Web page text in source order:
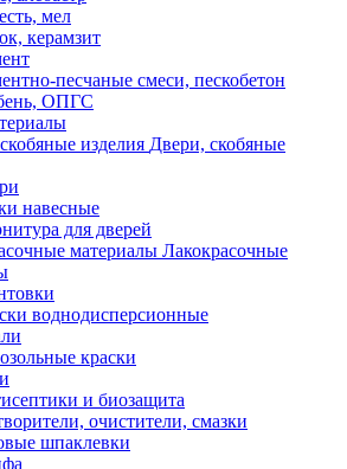
мел
керамзит
песчаные смеси, пескобетон
ОПГС
Двери, скобяные
навесные
для дверей
Лакокрасочные
воднодисперсионные
краски
и биозащита
очистители, смазки
шпаклевки